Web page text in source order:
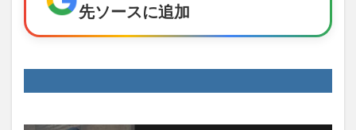
先ソースに追加